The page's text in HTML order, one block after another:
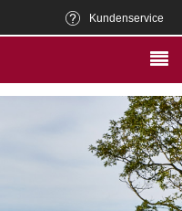
Kundenservice